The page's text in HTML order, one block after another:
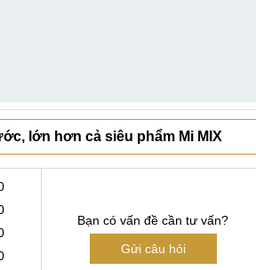
lớn hơn cả siêu phẩm Mi MIX
Bạn có vấn đề cần tư vấn?
Gửi câu hỏi